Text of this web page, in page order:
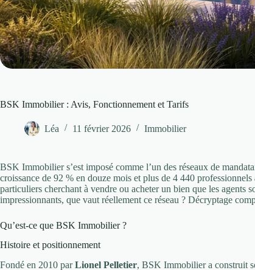
BSK Immobilier : Avis, Fonctionnement et Tarifs
Léa 11 février 2026 Immobilier
BSK Immobilier s’est imposé comme l’un des réseaux de
croissance de 92 % en douze mois et plus de 4 440
particuliers cherchant à vendre ou acheter un bien que les agents
impressionnants, que vaut réellement ce réseau ? Décryptage
Qu’est-ce que BSK Immobilier ?
Histoire et positionnement
Fondé en 2010 parLionel Pelletier, BSK Immobilier a construit